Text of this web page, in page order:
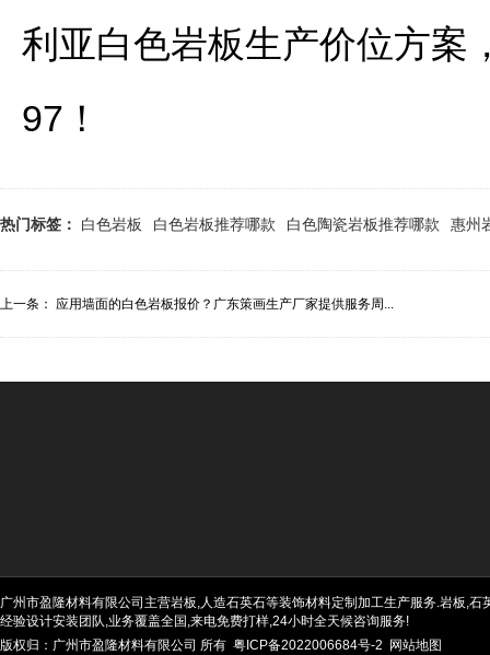
利亚白色岩板生产价位方案
97！
热门标签： 白色岩板 白色岩板推荐哪款 白色陶瓷岩板推荐哪款 惠州
上一条： 应用墙面的白色岩板报价？广东策画生产厂家提供服务周...
广州市盈隆材料有限公司主营岩板,人造石英石等装饰材料定制加工生产服务.岩板,
经验设计安装团队,业务覆盖全国,来电免费打样,24小时全天候咨询服务!
版权归：广州市盈隆材料有限公司 所有 粤ICP备2022006684号-2 网站地图